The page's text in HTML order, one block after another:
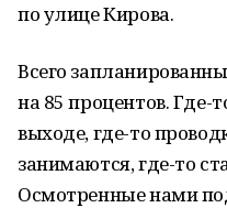
по улице Кирова.
Всего
на 85 процентов.
выходе, где-то
занимаются, где-то
Осмотренные нами